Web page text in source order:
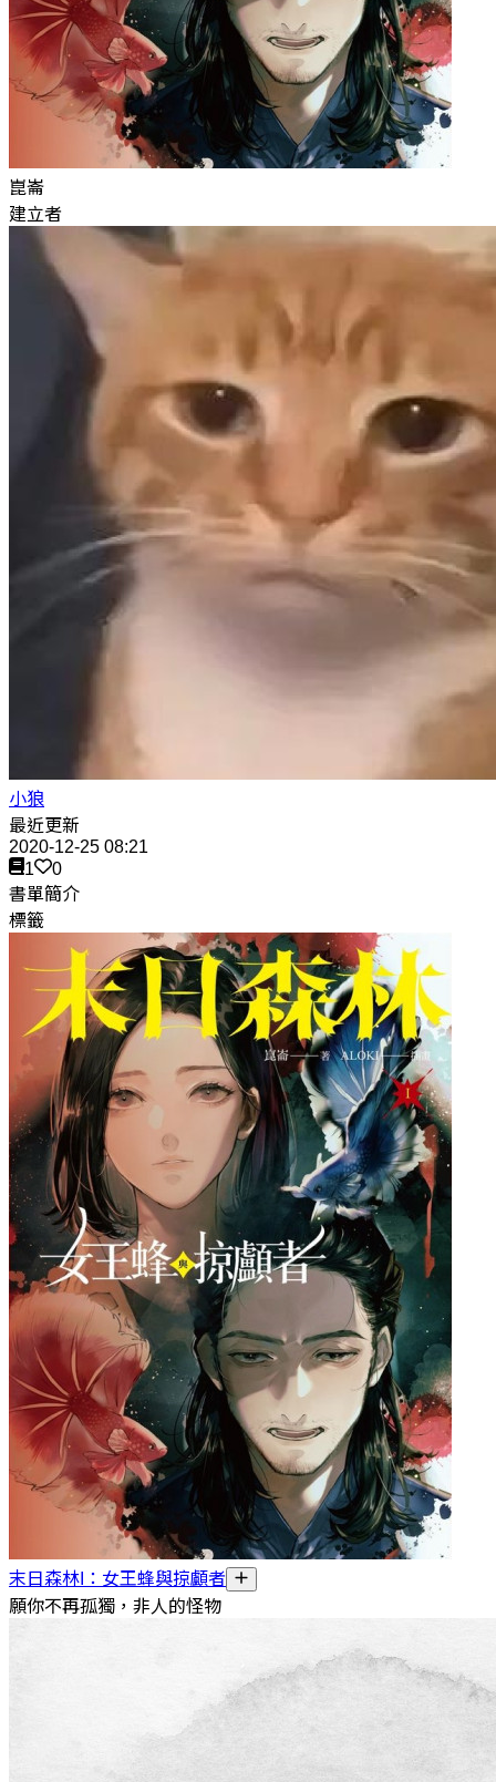
崑崙
建立者
小狼
最近更新
2020-12-25 08:21
1
0
書單簡介
標籤
末日森林I：女王蜂與掠顱者
願你不再孤獨，非人的怪物